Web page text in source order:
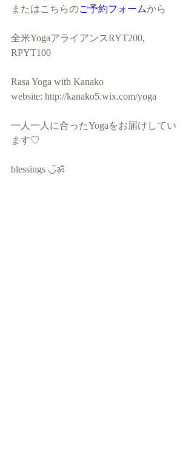
またはこちらのご予約フォームから
全米YogaアライアンスRYT200,
RPYT100
Rasa Yoga with Kanako
website: http://kanako5.wix.com/yoga
一人一人に合ったYogaをお届けしてい
ます♡
blessings ◡̈ॐ